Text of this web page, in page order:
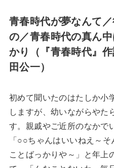
青春時代が夢なんて
の／青春時代の真ん
かり（『青春時代』
田公一）
初めて聞いたのはたしか小
しますが、幼いながらやた
す。親戚やご近所のなかで
「○○ちゃんはいいねえ～
ことばっかりや～」と年上